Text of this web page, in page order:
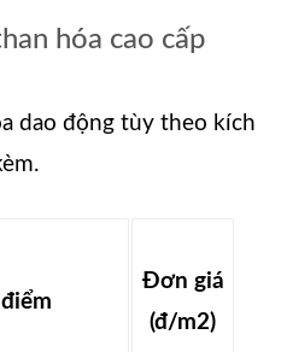
hóa cao cấp
dao động tùy theo kích
Đơn giá
(đ/m2)